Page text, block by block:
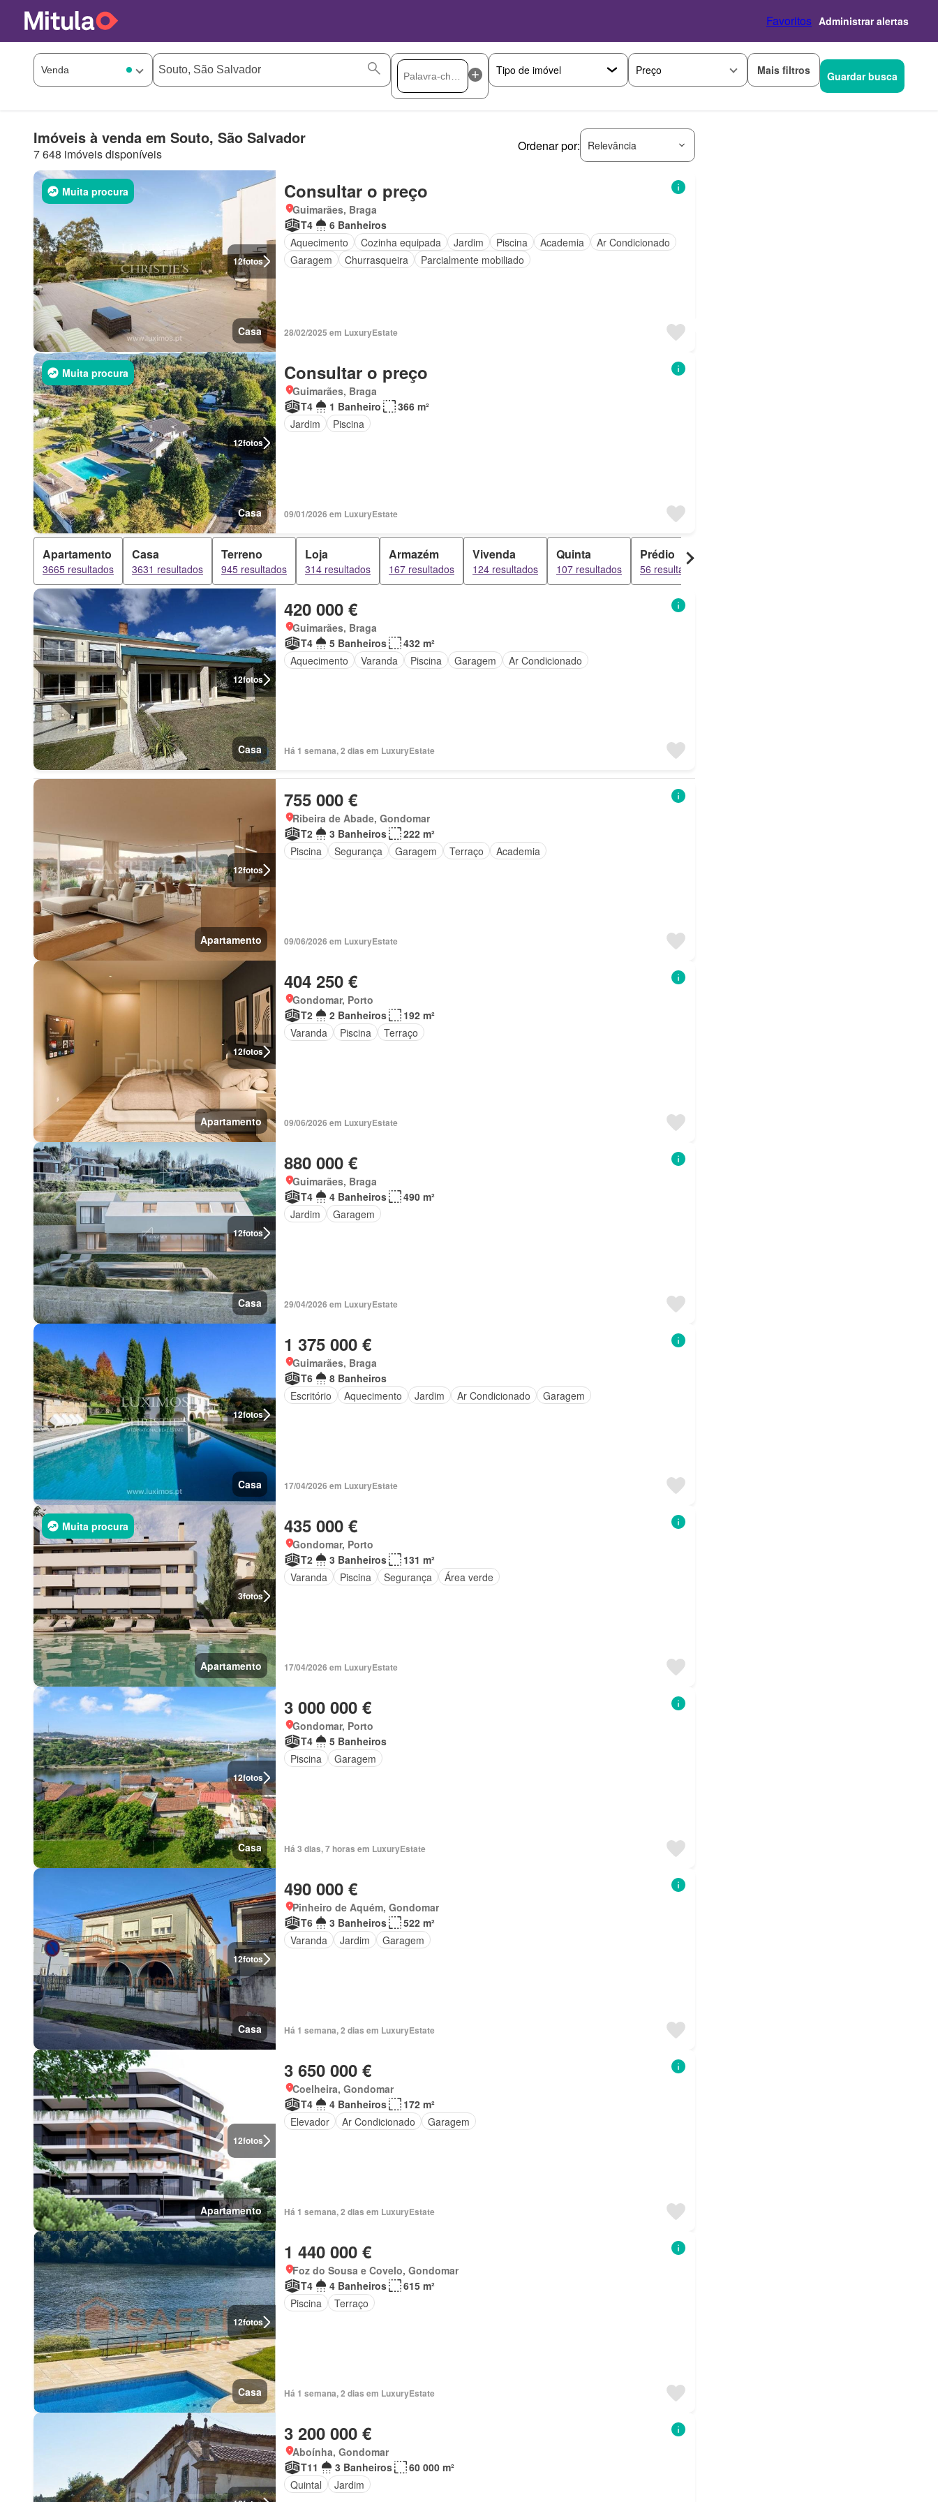
Favoritos Administrar alertas
Preço Mais filtros Guardar busca
Imóveis à venda em Souto, São Salvador
7 648 imóveis disponíveis
Ordenar por: Relevância
12fotos
Muita procura
Casa
Consultar o preço
Guimarães, Braga
T4
6 Banheiros
Aquecimento
Cozinha equipada Jardim Piscina Academia
Ar Condicionado
Garagem
Churrasqueira Parcialmente mobiliado
28/02/2025 em LuxuryEstate
12fotos
Muita procura
Casa
Consultar o preço
Guimarães, Braga
T4
1 Banheiro
366 m²
Jardim
Piscina
09/01/2026 em LuxuryEstate
Apartamento
3665 resultados
Casa
3631 resultados
Terreno
945 resultados
Loja
314 resultados
Armazém
167 resultados
Vivenda
124 resultados
Quinta
107 resultados
Prédio
56 resultados
12fotos
Casa
420 000 €
Guimarães, Braga
T4
5 Banheiros
432 m²
Aquecimento
Varanda Piscina Garagem Ar Condicionado
Há 1 semana, 2 dias em LuxuryEstate
12fotos
Apartamento
755 000 €
Ribeira de Abade, Gondomar
T2
3 Banheiros
222 m²
Piscina
Segurança Garagem Terraço Academia
09/06/2026 em LuxuryEstate
12fotos
Apartamento
404 250 €
Gondomar, Porto
T2
2 Banheiros
192 m²
Varanda
Piscina Terraço
09/06/2026 em LuxuryEstate
12fotos
Casa
880 000 €
Guimarães, Braga
T4
4 Banheiros
490 m²
Jardim
Garagem
29/04/2026 em LuxuryEstate
12fotos
Casa
1 375 000 €
Guimarães, Braga
T6
8 Banheiros
Escritório
Aquecimento Jardim Ar Condicionado Garagem
17/04/2026 em LuxuryEstate
3fotos
Muita procura
Apartamento
435 000 €
Gondomar, Porto
T2
3 Banheiros
131 m²
Varanda
Piscina Segurança Área verde
17/04/2026 em LuxuryEstate
12fotos
Casa
3 000 000 €
Gondomar, Porto
T4
5 Banheiros
Piscina
Garagem
Há 3 dias, 7 horas em LuxuryEstate
12fotos
Casa
490 000 €
Pinheiro de Aquém, Gondomar
T6
3 Banheiros
522 m²
Varanda
Jardim Garagem
Há 1 semana, 2 dias em LuxuryEstate
12fotos
Apartamento
3 650 000 €
Coelheira, Gondomar
T4
4 Banheiros
172 m²
Elevador
Ar Condicionado Garagem
Há 1 semana, 2 dias em LuxuryEstate
12fotos
Casa
1 440 000 €
Foz do Sousa e Covelo, Gondomar
T4
4 Banheiros
615 m²
Piscina
Terraço
Há 1 semana, 2 dias em LuxuryEstate
3 200 000 €
Aboínha, Gondomar
T11
3 Banheiros
60 000 m²
Quintal
Jardim